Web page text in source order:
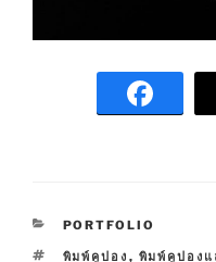
C
PORTFOLIO
T
พิมพ์คูปอง , พิมพ์คูปองแ